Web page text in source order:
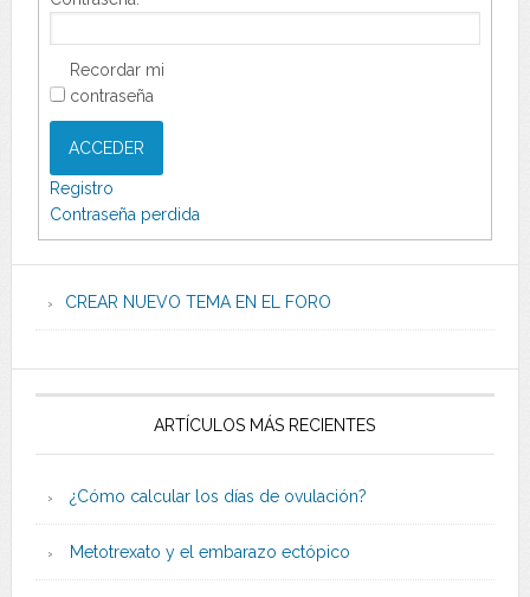
Recordar mi
contraseña
ACCEDER
Registro
Contraseña perdida
CREAR NUEVO TEMA EN EL FORO
ARTÍCULOS MÁS RECIENTES
¿Cómo calcular los días de ovulación?
Metotrexato y el embarazo ectópico